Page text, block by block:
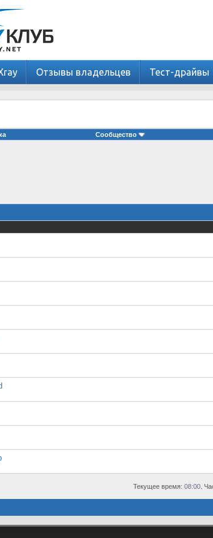
Отзывы владельцев Тест-драйвы
Сообщество
Текущее время: 08:00 .